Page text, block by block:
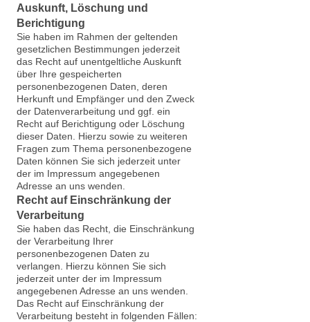
Auskunft, Löschung und
Berichtigung
Sie haben im Rahmen der geltenden
gesetzlichen Bestimmungen jederzeit
das Recht auf unentgeltliche Auskunft
über Ihre gespeicherten
personenbezogenen Daten, deren
Herkunft und Empfänger und den Zweck
der Datenverarbeitung und ggf. ein
Recht auf Berichtigung oder Löschung
dieser Daten. Hierzu sowie zu weiteren
Fragen zum Thema personenbezogene
Daten können Sie sich jederzeit unter
der im Impressum angegebenen
Adresse an uns wenden.
Recht auf Einschränkung der
Verarbeitung
Sie haben das Recht, die Einschränkung
der Verarbeitung Ihrer
personenbezogenen Daten zu
verlangen. Hierzu können Sie sich
jederzeit unter der im Impressum
angegebenen Adresse an uns wenden.
Das Recht auf Einschränkung der
Verarbeitung besteht in folgenden Fällen: